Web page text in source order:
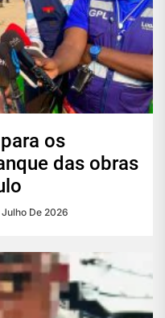
os
das obras
Julho De 2026